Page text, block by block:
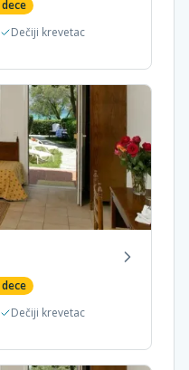
dece
Dečiji krevetac
dece
Dečiji krevetac